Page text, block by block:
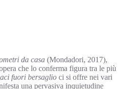
da casa (Mondadori, 2017),
che lo conferma figura tra le più
fuori bersaglio ci si offre nei vari
una pervasiva inquietudine